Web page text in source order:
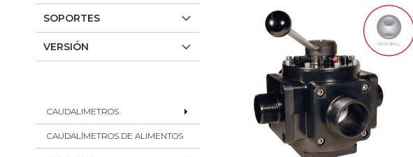
SOPORTES
VERSIÓN
CAUDALIMETROS
CAUDALÍMETROS DE ALIMENTOS